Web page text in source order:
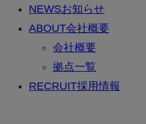
NEWSお知らせ
ABOUT会社概要
会社概要
拠点一覧
RECRUIT採用情報